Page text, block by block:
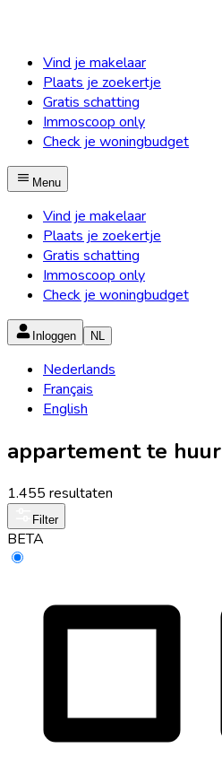
Vind je makelaar
Plaats je zoekertje
Gratis schatting
Immoscoop only
Check je woningbudget
Menu
Vind je makelaar
Plaats je zoekertje
Gratis schatting
Immoscoop only
Check je woningbudget
Inloggen NL
Nederlands
Français
English
appartement te huur
1.455 resultaten
Filter
BETA